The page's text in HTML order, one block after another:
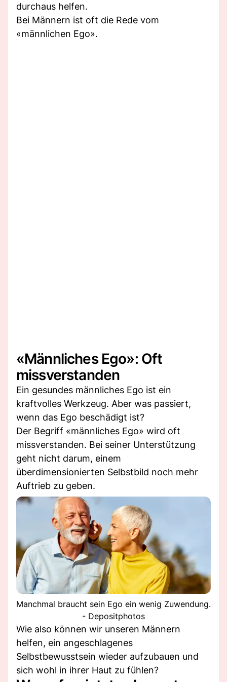
durchaus helfen.
Bei Männern ist oft die Rede vom
«männlichen Ego».
«Männliches Ego»: Oft
missverstanden
Ein gesundes männliches Ego ist ein
kraftvolles Werkzeug. Aber was passiert,
wenn das Ego beschädigt ist?
Der Begriff «männliches Ego» wird oft
missverstanden. Bei seiner Unterstützung
geht nicht darum, einem
überdimensionierten Selbstbild noch mehr
Auftrieb zu geben.
Manchmal braucht sein Ego ein wenig Zuwendung.
- Depositphotos
Wie also können wir unseren Männern
helfen, ein angeschlagenes
Selbstbewusstsein wieder aufzubauen und
sich wohl in ihrer Haut zu fühlen?